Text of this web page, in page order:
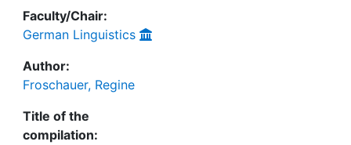
Faculty/Chair:
German Linguistics
Author:
Froschauer, Regine
Title of the
compilation: